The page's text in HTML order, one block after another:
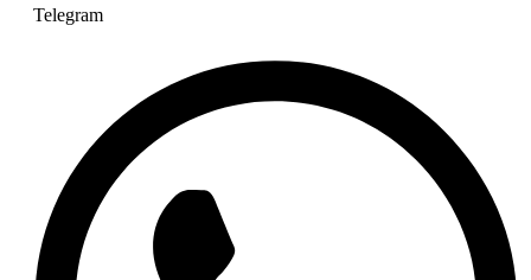
Telegram